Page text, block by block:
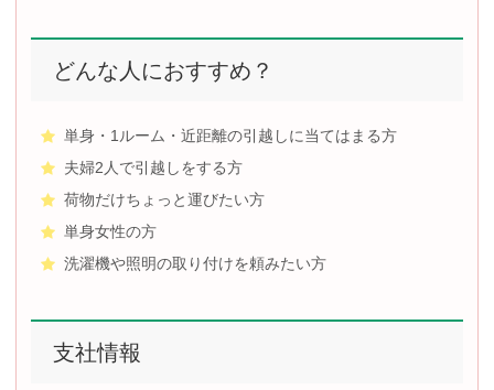
どんな人におすすめ？
単身・1ルーム・近距離の引越しに当てはまる方
夫婦2人で引越しをする方
荷物だけちょっと運びたい方
単身女性の方
洗濯機や照明の取り付けを頼みたい方
支社情報